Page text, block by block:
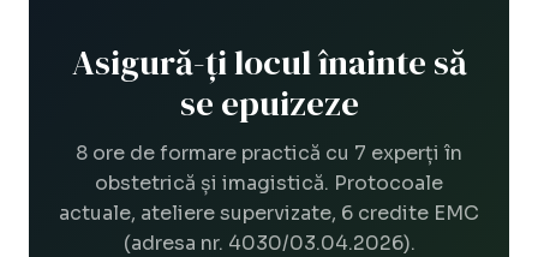
Asigură-ți locul înainte să
se epuizeze
8 ore de formare practică cu 7 experți în
obstetrică și imagistică. Protocoale
actuale, ateliere supervizate, 6 credite EMC
(adresa nr. 4030/03.04.2026).